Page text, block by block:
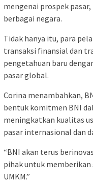
mengenai prospek
berbagai negara.
Tidak hanya itu, para
transaksi finansial dan
pengetahuan baru
pasar global.
Corina menambahkan,
bentuk komitmen BNI
meningkatkan kualitas
pasar internasional dan
“BNI akan terus
pihak untuk
UMKM.”